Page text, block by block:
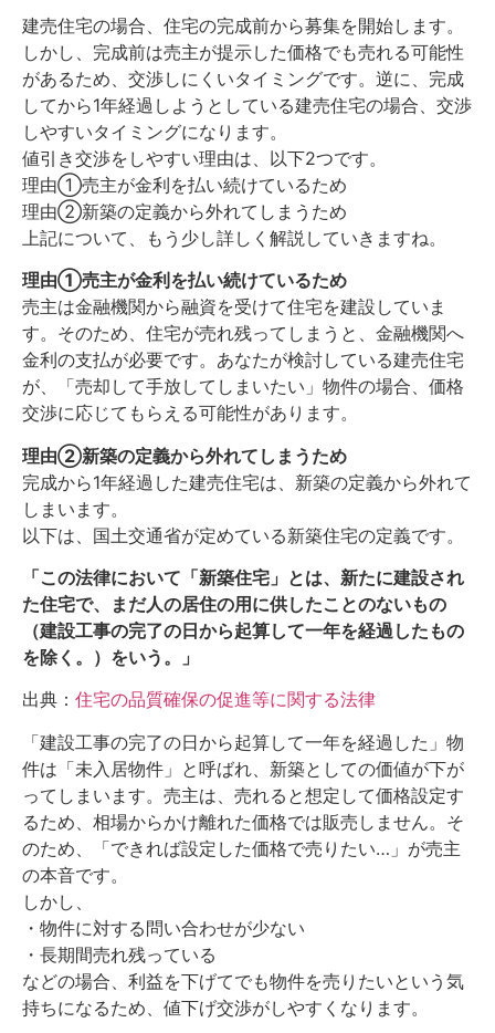
建売住宅の場合、住宅の完成前から募集を開始します。
しかし、完成前は売主が提示した価格でも売れる可能性
があるため、交渉しにくいタイミングです。 逆に、完成
してから1年経過しようとしている建売住宅の場合、交渉
しやすいタイミングになります。
値引き交渉をしやすい理由は、以下2つです。
理由①売主が金利を払い続けているため
理由②新築の定義から外れてしまうため
上記について、もう少し詳しく解説していきますね。
理由①売主が金利を払い続けているため
売主は金融機関から融資を受けて住宅を建設していま
す。そのため、住宅が売れ残ってしまうと、金融機関へ
金利の支払が必要です。 あなたが検討している建売住宅
が、「売却して手放してしまいたい」物件の場合、価格
交渉に応じてもらえる可能性があります。
理由②新築の定義から外れてしまうため
完成から1年経過した建売住宅は、新築の定義から外れて
しまいます。
以下は、国土交通省が定めている新築住宅の定義です。
「この法律において「新築住宅」とは、新たに建設され
た住宅で、まだ人の居住の用に供したことのないもの
（建設工事の完了の日から起算して一年を経過したもの
を除く。）をいう。」
出典： 住宅の品質確保の促進等に関する法律
「建設工事の完了の日から起算して一年を経過した」物
件は「未入居物件」と呼ばれ、新築としての価値が下が
ってしまいます。 売主は、売れると想定して価格設定す
るため、相場からかけ離れた価格では販売しません。そ
のため、「できれば設定した価格で売りたい…」が売主
の本音です。
しかし、
・物件に対する問い合わせが少ない
・長期間売れ残っている
などの場合、利益を下げてでも物件を売りたいという気
持ちになるため、値下げ交渉がしやすくなります。